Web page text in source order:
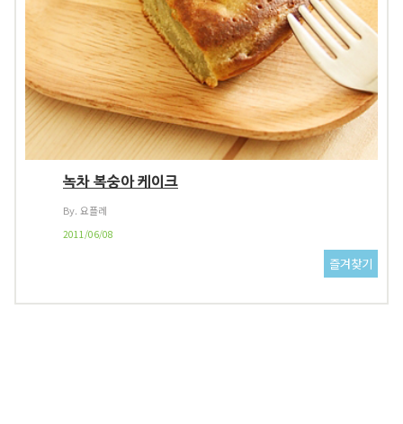
녹차 복숭아 케이크
By. 요플레
2011/06/08